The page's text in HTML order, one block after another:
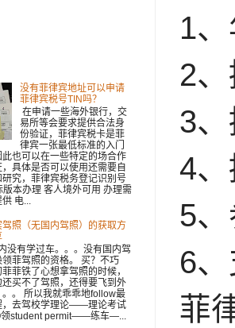
1
2
3
4
5
6
菲
没有菲律宾地址可以申请
菲律宾税号TIN吗？
在申请一些海外银行，交
易所等会要求提供合法身
份验证，菲律宾税卡是菲
律宾一张最低标准的入门
此也可以在一些特定的场合作
具体是否可以使用还需要自
研究，菲律宾税务登记识别号
版本办理 客人境外可用 办理需
电...
照（无国内驾照）的获取方
没有学过车。。。没有国内驾
领菲驾照的资格。 买？不巧
菲铁了心想拿驾照的时候，
买不了驾照，还得要飞到外
。。 所以我就乖乖地follow最
，去驾校学理论——理论考试
student permit——练车—...